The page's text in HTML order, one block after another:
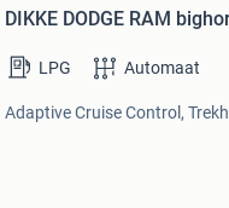
DIKKE DODGE RAM
LPG Automaat
Adaptive Cruise Control,